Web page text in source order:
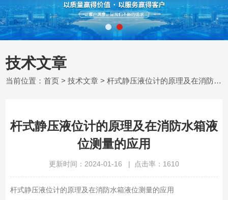
技术文章
当前位置：首页 >技术文章 > 杆式静压液位计的原理及在消防水箱液位测量的应用
杆式静压液位计的原理及在消防水箱液
位测量的应用
更新时间：2024-01-16 | 点击率：1610
杆式静压液位计的原理及在消防水箱液位测量的应用